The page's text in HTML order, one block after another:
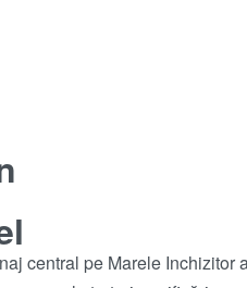
central pe Marele